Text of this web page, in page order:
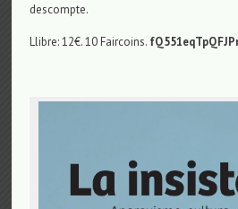
descompte.
Llibre: 12€. 10 Faircoins.